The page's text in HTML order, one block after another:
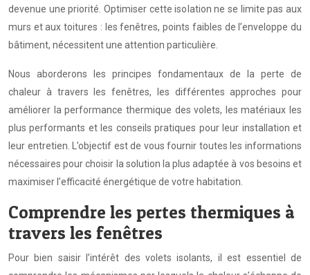
devenue une priorité. Optimiser cette isolation ne se limite pas aux
murs et aux toitures : les fenêtres, points faibles de l’enveloppe du
bâtiment, nécessitent une attention particulière.
Nous aborderons les principes fondamentaux de la perte de
chaleur à travers les fenêtres, les différentes approches pour
améliorer la performance thermique des volets, les matériaux les
plus performants et les conseils pratiques pour leur installation et
leur entretien. L’objectif est de vous fournir toutes les informations
nécessaires pour choisir la solution la plus adaptée à vos besoins et
maximiser l’efficacité énergétique de votre habitation.
Comprendre les pertes thermiques à
travers les fenêtres
Pour bien saisir l’intérêt des volets isolants, il est essentiel de